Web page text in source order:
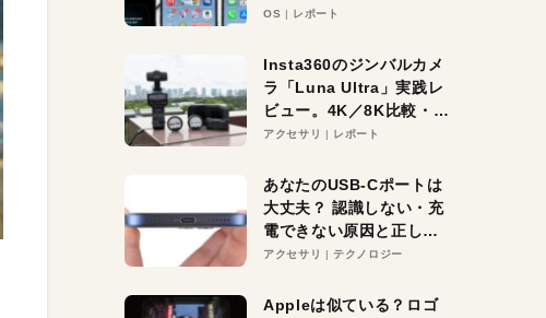
待大の便利機能5選。
る未来はすぐそこ！
OS レポート
Insta360のジンバルカメ
ラ「Luna Ultra」実践レ
ビュー。4K／8K比較・ズ
ーム・夜間撮影をチェッ
アクセサリ レポート
あなたのUSB-Cポートは
大丈夫？ 認識しない・充
電できない原因と正しい
対策
アクセサリ テクノロジー
Appleは似ている？ロゴ